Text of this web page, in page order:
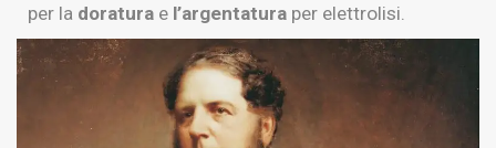
per la doratura e l’argentatura per elettrolisi.